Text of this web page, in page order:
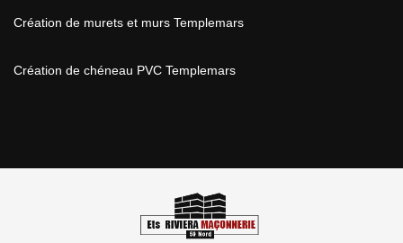
Création de murets et murs Templemars
Création de chéneau PVC Templemars